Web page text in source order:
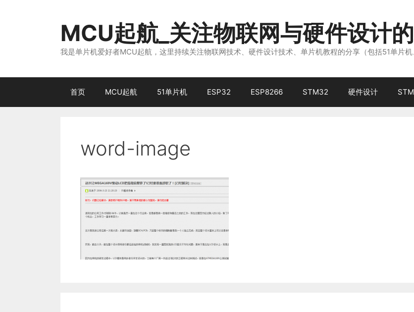
MCU起航_关注物联网与硬件设计
我是单片机爱好者MCU起航，这里持续关注物联网技术、硬件设计技术、单片机教程的分享（包括51单片
首页 MCU起航 51单片机 ESP32 ESP8266 STM32 硬件设计
word-image